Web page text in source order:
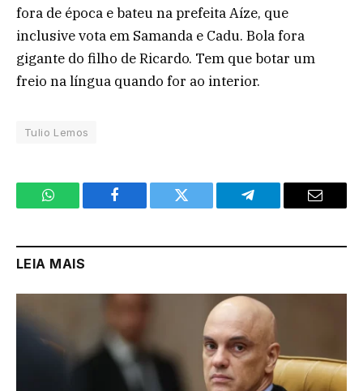
fora de época e bateu na prefeita Aíze, que
inclusive vota em Samanda e Cadu. Bola fora
gigante do filho de Ricardo. Tem que botar um
freio na língua quando for ao interior.
Tulio Lemos
WhatsApp Facebook Twitter Telegram Email
LEIA MAIS